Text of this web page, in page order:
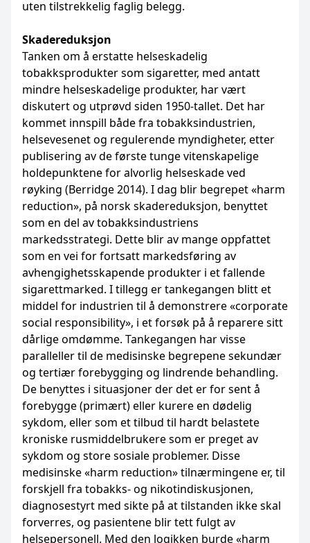
uten tilstrekkelig faglig belegg.
Skadereduksjon
Tanken om å erstatte helseskadelig
tobakksprodukter som sigaretter, med antatt
mindre helseskadelige produkter, har vært
diskutert og utprøvd siden 1950-tallet. Det har
kommet innspill både fra tobakksindustrien,
helsevesenet og regulerende myndigheter, etter
publisering av de første tunge vitenskapelige
holdepunktene for alvorlig helseskade ved
røyking (Berridge 2014). I dag blir begrepet «harm
reduction», på norsk skadereduksjon, benyttet
som en del av tobakksindustriens
markedsstrategi. Dette blir av mange oppfattet
som en vei for fortsatt markedsføring av
avhengighetsskapende produkter i et fallende
sigarettmarked. I tillegg er tankegangen blitt et
middel for industrien til å demonstrere «corporate
social responsibility», i et forsøk på å reparere sitt
dårlige omdømme. Tankegangen har visse
paralleller til de medisinske begrepene sekundær
og tertiær forebygging og lindrende behandling.
De benyttes i situasjoner der det er for sent å
forebygge (primært) eller kurere en dødelig
sykdom, eller som et tilbud til hardt belastete
kroniske rusmiddelbrukere som er preget av
sykdom og store sosiale problemer. Disse
medisinske «harm reduction» tilnærmingene er, til
forskjell fra tobakks- og nikotindiskusjonen,
diagnosestyrt med sikte på at tilstanden ikke skal
forverres, og pasientene blir tett fulgt av
helsepersonell. Med den logikken burde «harm